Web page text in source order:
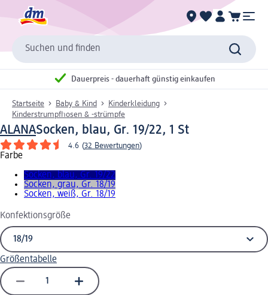
Suchen und finden
Dauerpreis - dauerhaft günstig einkaufen
Startseite Baby & Kind
Kinderkleidung
Kinderstrumpfhosen & -strümpfe
ALANASocken, blau, Gr. 19/22, 1 St
4.6 (32 Bewertungen)
Farbe
Socken, blau, Gr. 19/22
Socken, grau, Gr. 18/19
Socken, weiß, Gr. 18/19
Konfektionsgröße
Größentabelle